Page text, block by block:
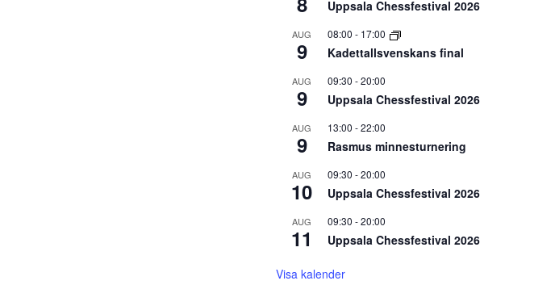
Uppsala Chessfestival 2026
AUG
9
08:00 - 17:00
Kadettallsvenskans final
AUG
9
09:30 -20:00
Uppsala Chessfestival 2026
AUG
9
13:00 -22:00
Rasmus minnesturnering
AUG
10
09:30 -20:00
Uppsala Chessfestival 2026
AUG
11
09:30 -20:00
Uppsala Chessfestival 2026
Visa kalender